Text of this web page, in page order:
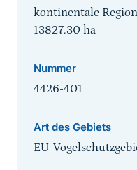
kontinentale Region
13827.30 ha
Nummer
4426-401
Art des Gebiets
EU-